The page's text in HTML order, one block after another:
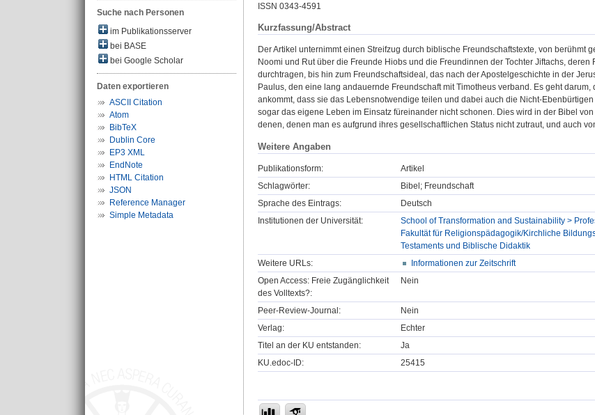
Suche nach Personen
im Publikationsserver
bei BASE
bei Google Scholar
Daten exportieren
ASCII Citation
Atom
BibTeX
Dublin Core
EP3 XML
EndNote
HTML Citation
JSON
Reference Manager
Simple Metadata
ISSN 0343-4591
Kurzfassung/Abstract
Der Artikel unternimmt einen Streifzug durch biblische Freundschaftstexte, von
Noomi und Rut über die Freunde Hiobs und die Freundinnen der Tochter Jiftachs,
durchtragen, bis hin zum Freundschaftsideal, das nach der Apostelgeschichte in der
Paulus, den eine lang andauernde Freundschaft mit Timotheus verband. Es geht
ankommt, dass sie das Lebensnotwendige teilen und dabei auch die Nicht-
sogar das eigene Leben im Einsatz füreinander nicht schonen. Dies wird in der Bibel
denen, denen man es aufgrund ihres gesellschaftlichen Status nicht zutraut, und auch
Weitere Angaben
Publikationsform:
Artikel
Schlagwörter:
Bibel; Freundschaft
Sprache des Eintrags:
Deutsch
Institutionen der Universität:
School of Transformation and Sustainability >
Fakultät für Religionspädagogik/Kirchliche
Testaments und Biblische Didaktik
Weitere URLs:
Informationen zur Zeitschrift
Open Access: Freie Zugänglichkeit
des Volltexts?:
Nein
Peer-Review-Journal:
Nein
Verlag:
Echter
Titel an der KU entstanden:
Ja
KU.edoc-ID:
25415